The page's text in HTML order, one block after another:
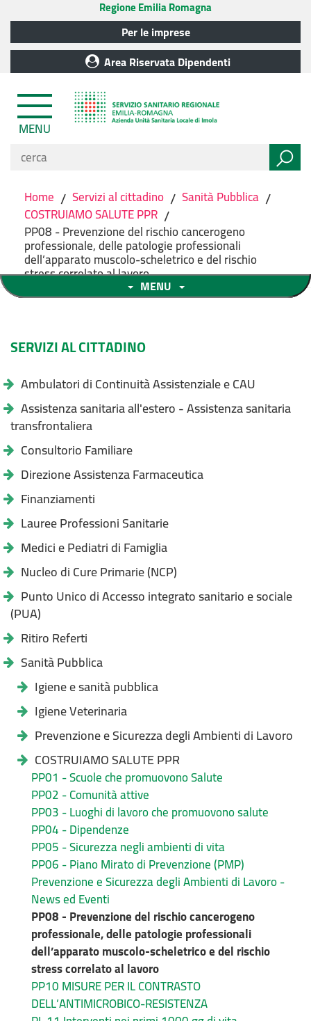
Regione Emilia Romagna
Per le imprese
Area Riservata Dipendenti
MENU
Home / Servizi al cittadino / Sanità Pubblica /
COSTRUIAMO SALUTE PPR /
PP08 - Prevenzione del rischio cancerogeno
professionale, delle patologie professionali
dell’apparato muscolo-scheletrico e del rischio
stress correlato al lavoro
MENU
SERVIZI AL CITTADINO
Ambulatori di Continuità Assistenziale e CAU
Assistenza sanitaria all'estero - Assistenza sanitaria
transfrontaliera
Consultorio Familiare
Direzione Assistenza Farmaceutica
Finanziamenti
Lauree Professioni Sanitarie
Medici e Pediatri di Famiglia
Nucleo di Cure Primarie (NCP)
Punto Unico di Accesso integrato sanitario e sociale
(PUA)
Ritiro Referti
Sanità Pubblica
Igiene e sanità pubblica
Igiene Veterinaria
Prevenzione e Sicurezza degli Ambienti di Lavoro
COSTRUIAMO SALUTE PPR
PP01 - Scuole che promuovono Salute
PP02 - Comunità attive
PP03 - Luoghi di lavoro che promuovono salute
PP04 - Dipendenze
PP05 - Sicurezza negli ambienti di vita
PP06 - Piano Mirato di Prevenzione (PMP)
Prevenzione e Sicurezza degli Ambienti di Lavoro -
News ed Eventi
PP08 - Prevenzione del rischio cancerogeno
professionale, delle patologie professionali
dell’apparato muscolo-scheletrico e del rischio
stress correlato al lavoro
PP10 MISURE PER IL CONTRASTO
DELL’ANTIMICROBICO-RESISTENZA